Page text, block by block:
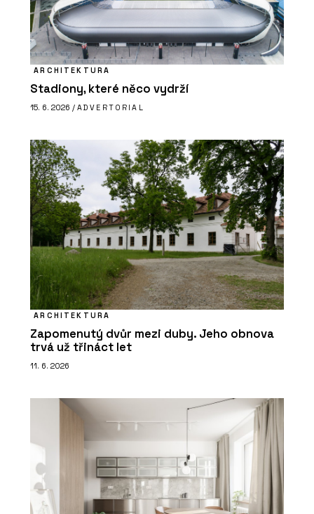
ARCHITEKTURA
Stadiony, které něco vydrží
15. 6. 2026 / ADVERTORIAL
ARCHITEKTURA
Zapomenutý dvůr mezi duby. Jeho obnova
trvá už třináct let
11. 6. 2026